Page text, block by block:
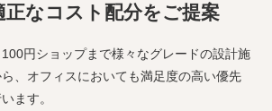
正なコスト配分をご提案
円ショップまで様々なグレードの設計施
、オフィスにおいても満足度の高い優先
ます。